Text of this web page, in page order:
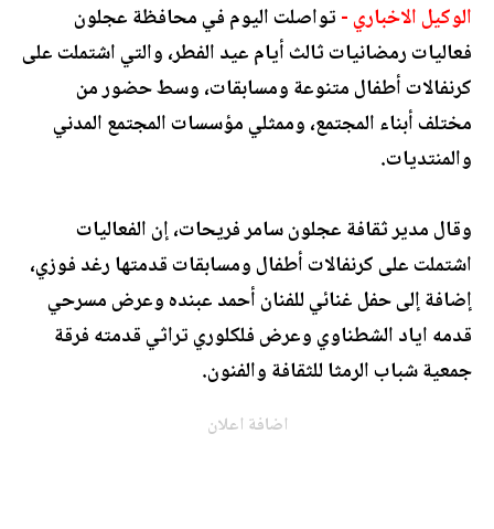
الوكيل الاخباري -تواصلت اليوم في محافظة عجلون
فعاليات رمضانيات ثالث أيام عيد الفطر، والتي اشتملت على
كرنفالات أطفال متنوعة ومسابقات، وسط حضور من
مختلف أبناء المجتمع، وممثلي مؤسسات المجتمع المدني
والمنتديات.
وقال مدير ثقافة عجلون سامر فريحات، إن الفعاليات
اشتملت على كرنفالات أطفال ومسابقات قدمتها رغد فوزي،
إضافة إلى حفل غنائي للفنان أحمد عبنده وعرض مسرحي
قدمه اياد الشطناوي وعرض فلكلوري تراثي قدمته فرقة
جمعية شباب الرمثا للثقافة والفنون.
اضافة اعلان